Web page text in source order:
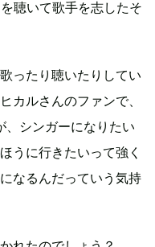
聴いて歌手を志したそ
ったり聴いたりしてい
カルさんのファンで、
、シンガーになりたい
うに行きたいって強く
なるんだっていう気持